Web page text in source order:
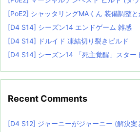
[PoE2] シャッタリングMAくん 装備調整と
[D4 S14] シーズン14 エンドゲーム 雑感
[D4 S14] ドルイド 凍結切り裂きビルド
[D4 S14] シーズン14 「死主覚醒」スター
Recent Comments
[D4 S12] ジャーニーがジャーニー (解決案